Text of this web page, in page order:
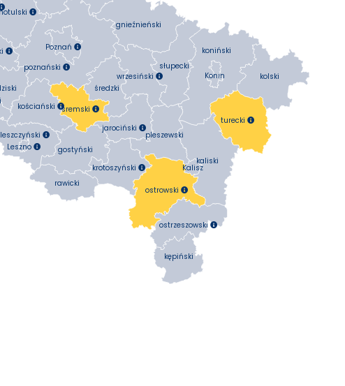
gnieźnieński
gostyński
jarociński 
kaliski
kępiński
kolski
koniński
kościański 
krotoszyński 
leszczyński 

ostrowski 
ostrzeszowski 
pleszewski
poznański 
rawicki
słupecki

średzki
śremski 
turecki 
wrzesiński 
Kalisz
Konin
Leszno
Poznań 